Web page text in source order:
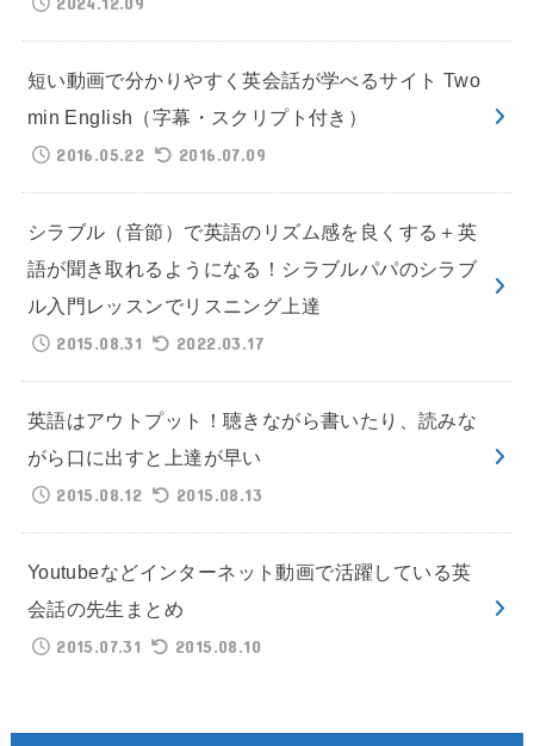
短い動画で分かりやすく英会話が学べるサイト Two
min English（字幕・スクリプト付き）
2016.05.22
2016.07.09
シラブル（音節）で英語のリズム感を良くする＋英
語が聞き取れるようになる！シラブルパパのシラブ
ル入門レッスンでリスニング上達
2015.08.31
2022.03.17
英語はアウトプット！聴きながら書いたり、読みな
がら口に出すと上達が早い
2015.08.12
2015.08.13
Youtubeなどインターネット動画で活躍している英
会話の先生まとめ
2015.07.31
2015.08.10